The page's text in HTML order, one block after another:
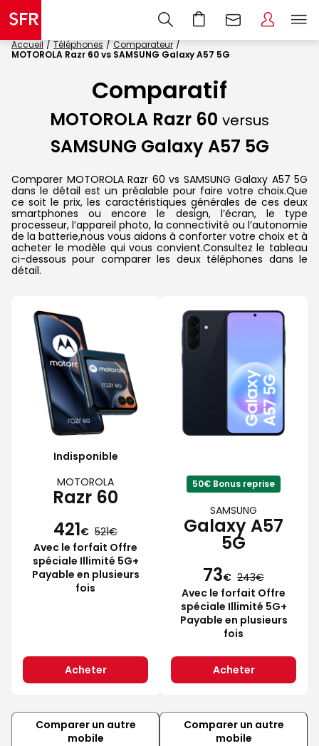
Accueil Téléphones
Comparateur
MOTOROLA Razr 60 vs SAMSUNG Galaxy A57 5G
Comparatif
MOTOROLA Razr 60 versus
SAMSUNG Galaxy A57 5G
Comparer MOTOROLA Razr 60 vs SAMSUNG Galaxy A57 5G
dans le détail est un préalable pour faire votre choix.Que
ce soit le prix, les caractéristiques générales de ces deux
smartphones ou encore le design, l’écran, le type
processeur, l’appareil photo, la connectivité ou l’autonomie
de la batterie,nous vous aidons à conforter votre choix et à
acheter le modèle qui vous convient.Consultez le tableau
ci-dessous pour comparer les deux téléphones dans le
détail.
Indisponible
MOTOROLA
Razr 60
421€ 521
Avec le forfait Offre
spéciale Illimité 5G+
Payable en plusieurs
fois
Acheter
50€ Bonus reprise
SAMSUNG
Galaxy A57
5G
73€ 243
Avec le forfait Offre
spéciale Illimité 5G+
Payable en plusieurs
fois
Acheter
Comparer un autre
mobile
Comparer un autre
mobile